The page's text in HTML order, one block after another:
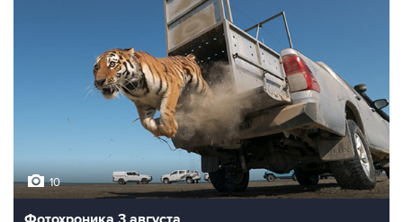
Фотохроника 4 августа